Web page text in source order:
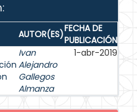
AUTOR(ES)FECHA DE
PUBLICACIÓN
Ivan
Alejandro
Gallegos
Almanza
1-abr-2019